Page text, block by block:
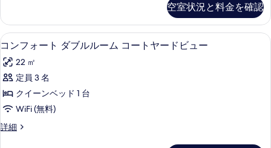
を
表
示
す
る
表
示
す
る
ル
ー
ム
の
す
べ
て
の
ア
シ
ン
ル
ル
ム
の
細
空室状況と料金を確認
コ
ン
フ
ォ
ー
ト
ダ
コンフォート ダブルルーム コート
5
コンフォート ダブルルーム コートヤードビュー
22 ㎡
定員 3 名
クイーンベッド 1 台
WiFi (無料)
詳細
コ